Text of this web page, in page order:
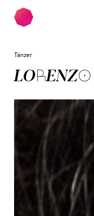
Zum Hauptinhalt springen
Tänzer
LORENZO